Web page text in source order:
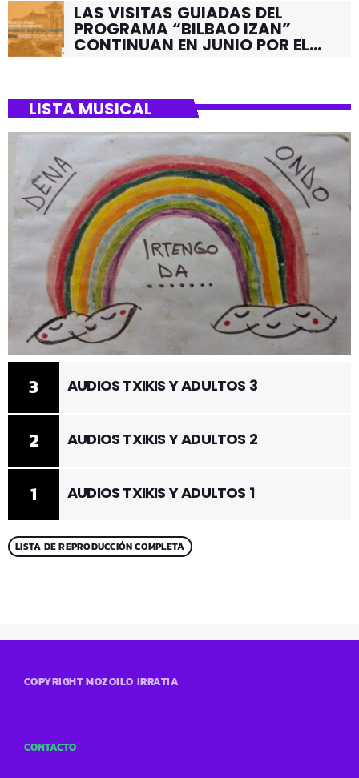
LAS VISITAS GUIADAS DEL
PROGRAMA “BILBAO IZAN”
CONTINUAN EN JUNIO POR EL
LISTA MUSICAL
1 AUDIOS TXIKIS Y ADULTOS 1
2 AUDIOS TXIKIS Y ADULTOS 2
3 AUDIOS TXIKIS Y ADULTOS 3
LISTA DE REPRODUCCIÓN COMPLETA
COPYRIGHT MOZOILO IRRATIA
CONTACTO